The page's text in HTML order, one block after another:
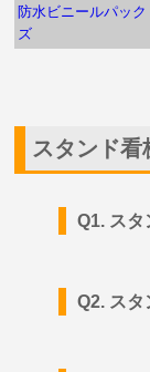
防水ビニールパック
ズ
スタンド看
Q1. スタ
Q2. スタ